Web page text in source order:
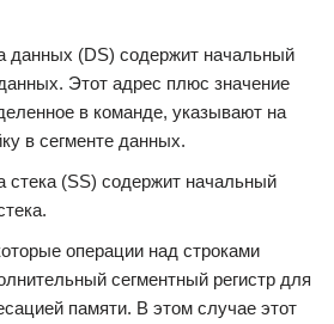
данных (DS) содержит начальный
Этот адрес плюс значение
в команде, указывают на
в сегменте данных.
стека (SS) содержит начальный
операции над строками
сегментный регистр для
памяти. В этом случае этот